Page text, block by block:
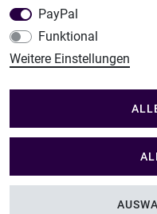
PayPal
Funktional
Weitere Einstellungen